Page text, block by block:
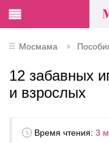
Мосмама
12 забавных
и взрослых
Время чтения: 3